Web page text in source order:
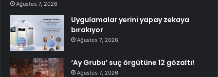
Ağustos 7, 2026
Uygulamalar yerini yapay zekaya
bırakıyor
Ağustos 7, 2026
‘Ay Grubu’ suç örgütüne 12 gözaltı!
Ağustos 7, 2026